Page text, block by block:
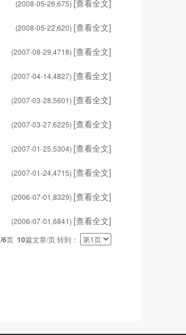
(2008-05-26,675) [查看全文]
(2008-05-22,620) [查看全文]
(2007-08-29,4718) [查看全文]
(2007-04-14,4827) [查看全文]
(2007-03-28,5601) [查看全文]
(2007-03-27,6225) [查看全文]
(2007-01-25,5304) [查看全文]
(2007-01-24,4715) [查看全文]
(2006-07-01,8329) [查看全文]
(2006-07-01,6841) [查看全文]
/6页 10篇文章/页 转到：